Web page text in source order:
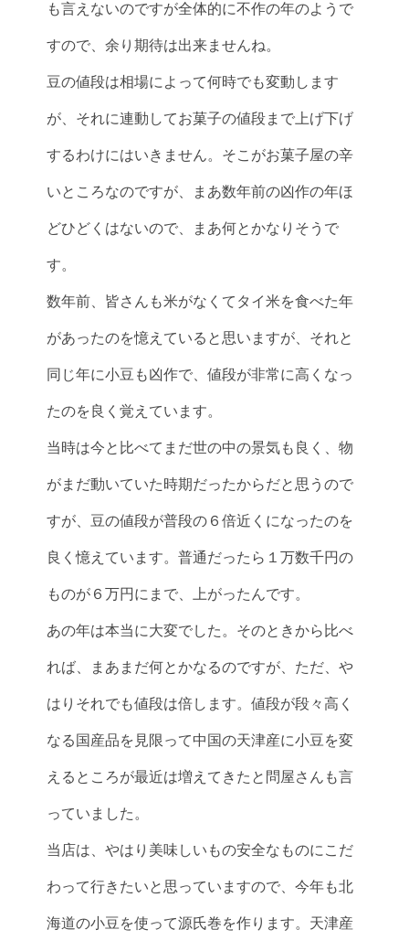
も言えないのですが全体的に不作の年のようで
すので、余り期待は出来ませんね。
豆の値段は相場によって何時でも変動します
が、それに連動してお菓子の値段まで上げ下げ
するわけにはいきません。そこがお菓子屋の辛
いところなのですが、まあ数年前の凶作の年ほ
どひどくはないので、まあ何とかなりそうで
す。
数年前、皆さんも米がなくてタイ米を食べた年
があったのを憶えていると思いますが、それと
同じ年に小豆も凶作で、値段が非常に高くなっ
たのを良く覚えています。
当時は今と比べてまだ世の中の景気も良く、物
がまだ動いていた時期だったからだと思うので
すが、豆の値段が普段の６倍近くになったのを
良く憶えています。普通だったら１万数千円の
ものが６万円にまで、上がったんです。
あの年は本当に大変でした。そのときから比べ
れば、まあまだ何とかなるのですが、ただ、や
はりそれでも値段は倍します。値段が段々高く
なる国産品を見限って中国の天津産に小豆を変
えるところが最近は増えてきたと問屋さんも言
っていました。
当店は、やはり美味しいもの安全なものにこだ
わって行きたいと思っていますので、今年も北
海道の小豆を使って源氏巻を作ります。天津産